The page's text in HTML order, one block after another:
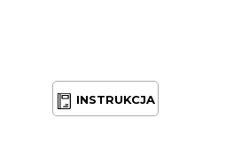
INSTRUKCJA